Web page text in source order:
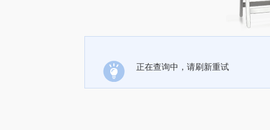
正在查询中，请刷新重试